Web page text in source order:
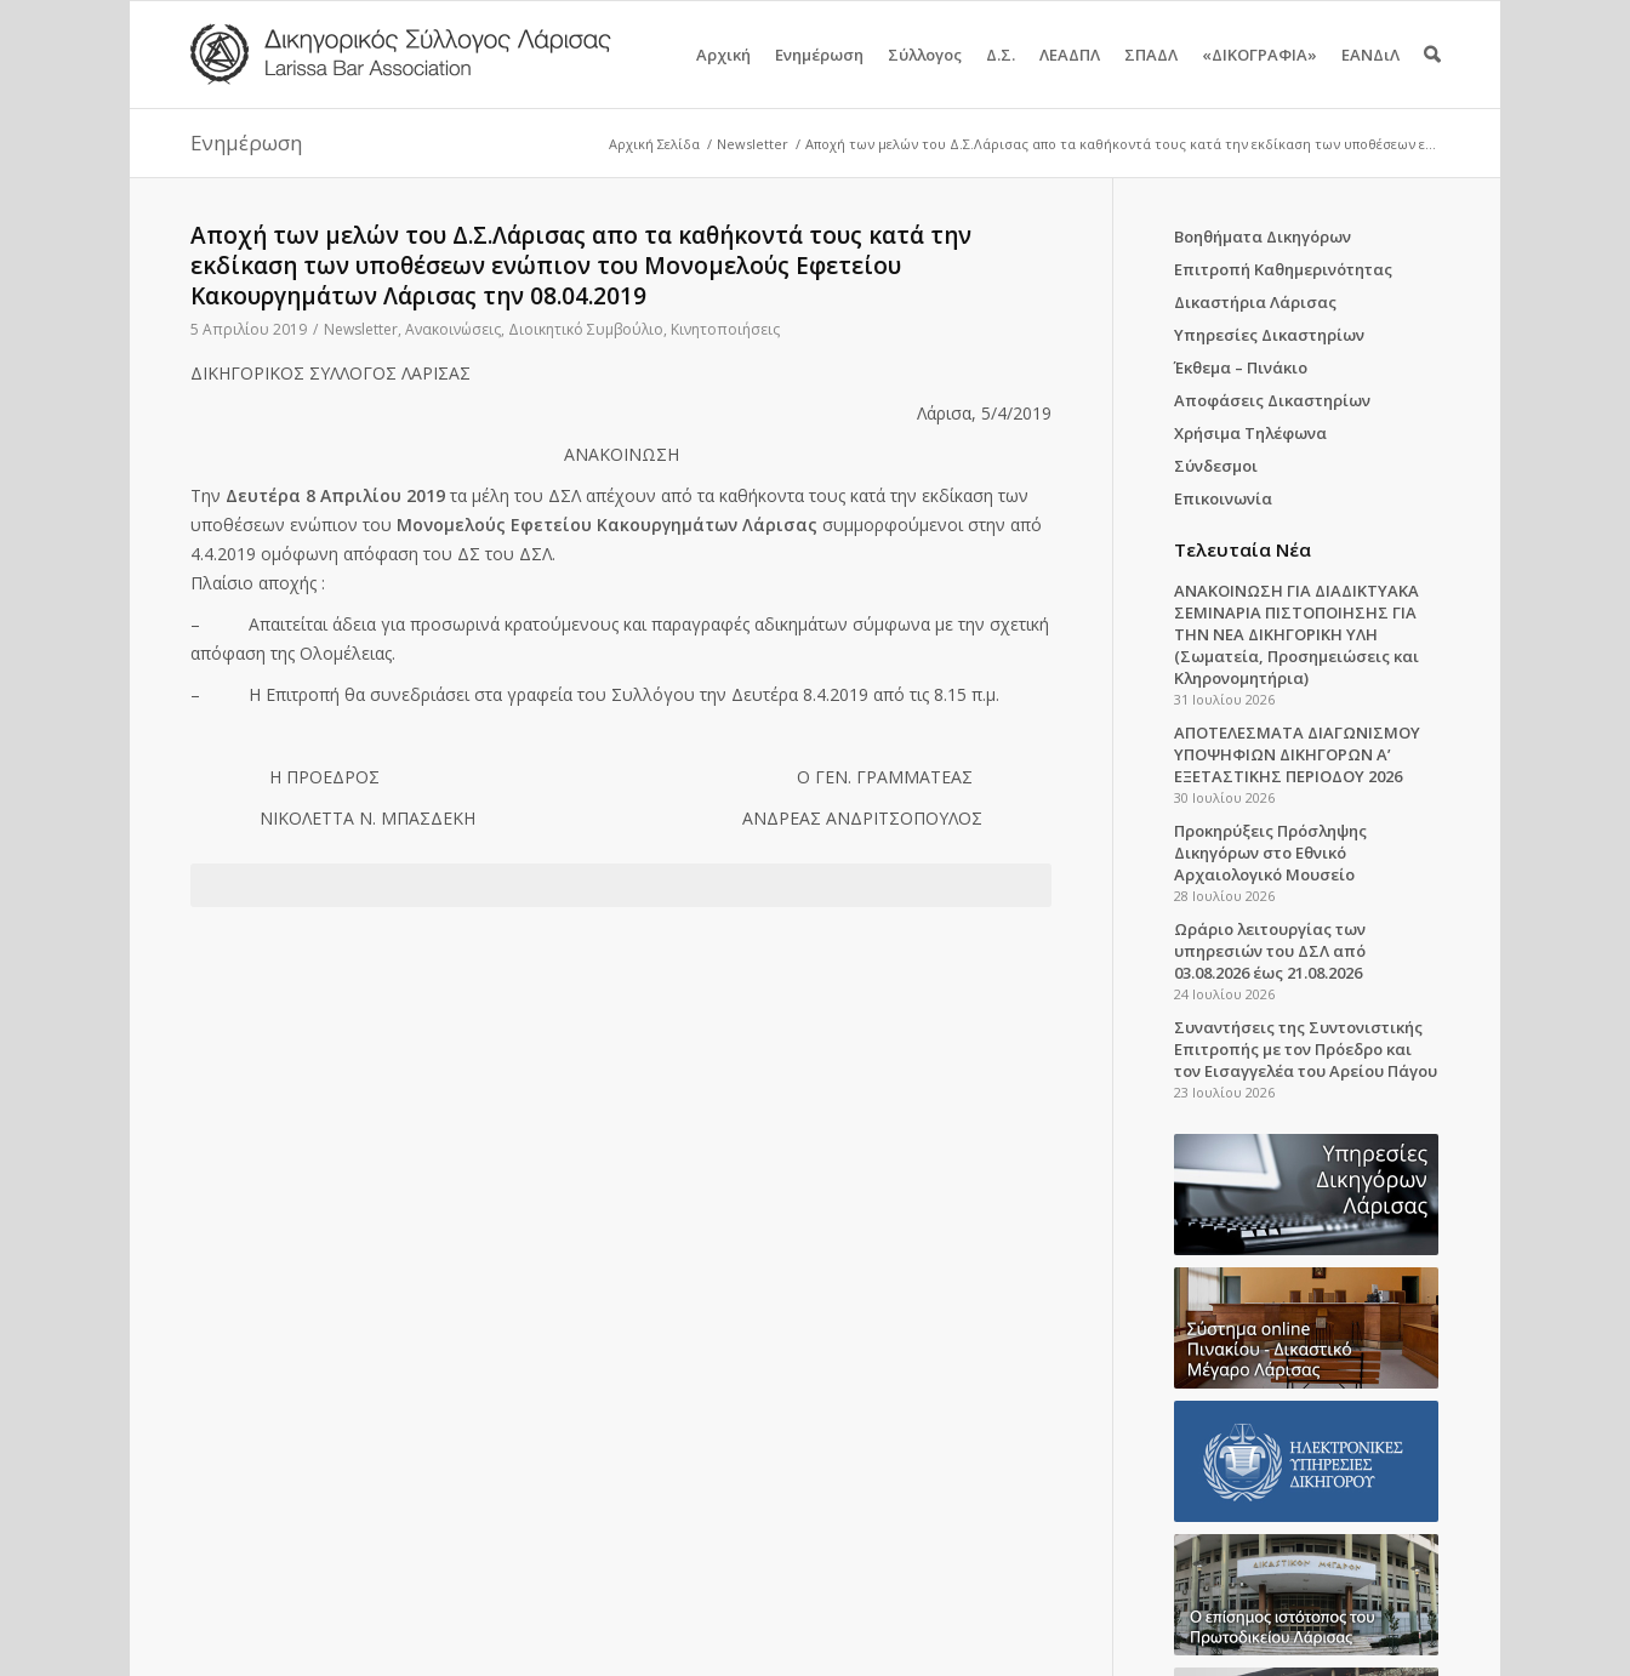
Αρχική Ενημέρωση Σύλλογος Δ.Σ. ΛΕΑΔΠΛ ΣΠΑΔΛ «ΔΙΚΟΓΡΑΦΙΑ» ΕΑΝΔιΛ
Ενημέρωση Αρχική Σελίδα / Newsletter / Αποχή των μελών του Δ.Σ.Λάρισας απο τα καθήκοντά τους κατά την εκδίκαση των υποθέσεων ε...
Αποχή των μελών του Δ.Σ.Λάρισας απο τα καθήκοντά τους κατά την
εκδίκαση των υποθέσεων ενώπιον του Μονομελούς Εφετείου
Κακουργημάτων Λάρισας την 08.04.2019
5 Απριλίου 2019 / Newsletter, Ανακοινώσεις, Διοικητικό Συμβούλιο, Κινητοποιήσεις
ΔΙΚΗΓΟΡΙΚΟΣ ΣΥΛΛΟΓΟΣ ΛΑΡΙΣΑΣ
Λάρισα, 5/4/2019
ΑΝΑΚΟΙΝΩΣΗ
Την Δευτέρα 8 Απριλίου 2019 τα μέλη του ΔΣΛ απέχουν από τα καθήκοντα τους κατά την εκδίκαση των
υποθέσεων ενώπιον του Μονομελούς Εφετείου Κακουργημάτων Λάρισας συμμορφούμενοι στην από
4.4.2019 ομόφωνη απόφαση του ΔΣ του ΔΣΛ.
Πλαίσιο αποχής :
– Απαιτείται άδεια για προσωρινά κρατούμενους και παραγραφές αδικημάτων σύμφωνα με την σχετική
απόφαση της Ολομέλειας.
– Η Επιτροπή θα συνεδριάσει στα γραφεία του Συλλόγου την Δευτέρα 8.4.2019 από τις 8.15 π.μ.
Η ΠΡΟΕΔΡΟΣ Ο ΓΕΝ. ΓΡΑΜΜΑΤΕΑΣ
ΝΙΚΟΛΕΤΤΑ Ν. ΜΠΑΣΔΕΚΗ ΑΝΔΡΕΑΣ ΑΝΔΡΙΤΣΟΠΟΥΛΟΣ
Βοηθήματα Δικηγόρων
Επιτροπή Καθημερινότητας
Δικαστήρια Λάρισας
Υπηρεσίες Δικαστηρίων
Έκθεμα – Πινάκιο
Αποφάσεις Δικαστηρίων
Χρήσιμα Τηλέφωνα
Σύνδεσμοι
Επικοινωνία
Τελευταία Νέα
ΑΝΑΚΟΙΝΩΣΗ ΓΙΑ ΔΙΑΔΙΚΤΥΑΚΑ
ΣΕΜΙΝΑΡΙΑ ΠΙΣΤΟΠΟΙΗΣΗΣ ΓΙΑ
ΤΗΝ ΝΕΑ ΔΙΚΗΓΟΡΙΚΗ ΥΛΗ
(Σωματεία, Προσημειώσεις και
Κληρονομητήρια)
31 Ιουλίου 2026
ΑΠΟΤΕΛΕΣΜΑΤΑ ΔΙΑΓΩΝΙΣΜΟΥ
ΥΠΟΨΗΦΙΩΝ ΔΙΚΗΓΟΡΩΝ Α’
ΕΞΕΤΑΣΤΙΚΗΣ ΠΕΡΙΟΔΟΥ 2026
30 Ιουλίου 2026
Προκηρύξεις Πρόσληψης
Δικηγόρων στο Εθνικό
Αρχαιολογικό Μουσείο
28 Ιουλίου 2026
Ωράριο λειτουργίας των
υπηρεσιών του ΔΣΛ από
03.08.2026 έως 21.08.2026
24 Ιουλίου 2026
Συναντήσεις της Συντονιστικής
Επιτροπής με τον Πρόεδρο και
τον Εισαγγελέα του Αρείου Πάγου
23 Ιουλίου 2026